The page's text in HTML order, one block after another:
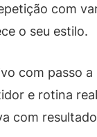
com
o seu estilo.
com passo a
e rotina
com